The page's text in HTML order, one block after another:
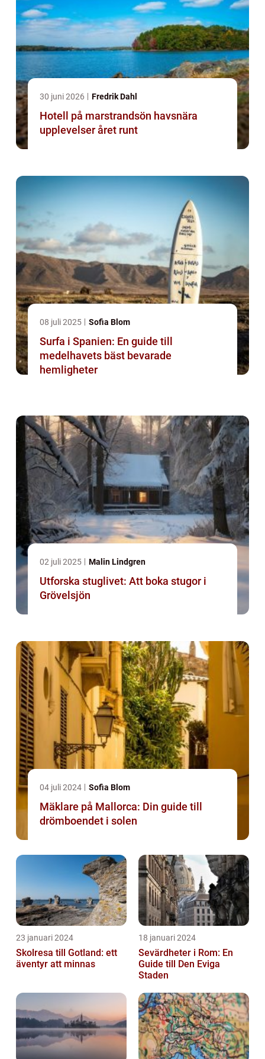
30 juni 2026 Fredrik Dahl
Hotell på marstrandsön havsnära
upplevelser året runt
08 juli 2025 Sofia Blom
Surfa i Spanien: En guide till
medelhavets bäst bevarade
hemligheter
02 juli 2025 Malin Lindgren
Utforska stuglivet: Att boka stugor i
Grövelsjön
04 juli 2024 Sofia Blom
Mäklare på Mallorca: Din guide till
drömboendet i solen
23 januari 2024
Skolresa till Gotland: ett
äventyr att minnas
18 januari 2024
Sevärdheter i Rom: En
Guide till Den Eviga
Staden